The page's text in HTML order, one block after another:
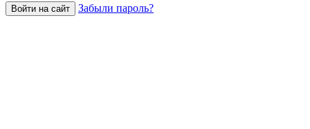
Войти на сайт Забыли пароль?